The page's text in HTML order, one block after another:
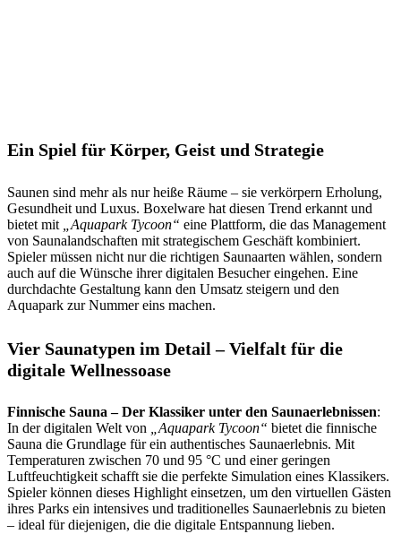
Ein Spiel für Körper, Geist und Strategie
Saunen sind mehr als nur heiße Räume – sie verkörpern Erholung,
Gesundheit und Luxus. Boxelware hat diesen Trend erkannt und
bietet mit
„Aquapark Tycoon“ eine Plattform, die das Management
von Saunalandschaften mit strategischem Geschäft kombiniert.
Spieler müssen nicht nur die richtigen Saunaarten wählen, sondern
auch auf die Wünsche ihrer digitalen Besucher eingehen. Eine
durchdachte Gestaltung kann den Umsatz steigern und den
Aquapark zur Nummer eins machen.
Vier Saunatypen im Detail – Vielfalt für die
digitale Wellnessoase
Finnische Sauna – Der Klassiker unter den Saunaerlebnissen:
In der digitalen Welt von
„Aquapark Tycoon“ bietet die finnische
Sauna die Grundlage für ein authentisches Saunaerlebnis. Mit
Temperaturen zwischen 70 und 95 °C und einer geringen
Luftfeuchtigkeit schafft sie die perfekte Simulation eines Klassikers.
Spieler können dieses Highlight einsetzen, um den virtuellen Gästen
ihres Parks ein intensives und traditionelles Saunaerlebnis zu bieten
– ideal für diejenigen, die die digitale Entspannung lieben.